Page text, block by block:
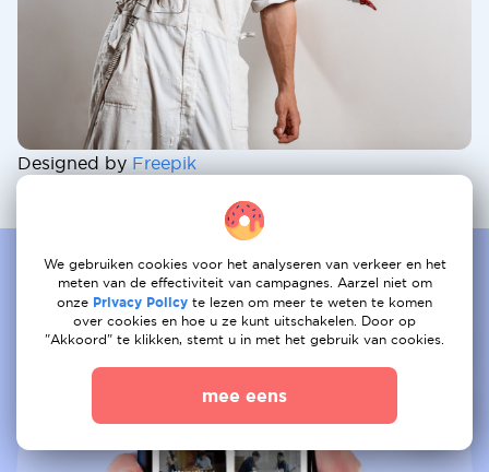
Designed by Freepik
We gebruiken cookies voor het analyseren van verkeer en het
meten van de effectiviteit van campagnes. Aarzel niet om
onze Privacy Policy te lezen om meer te weten te komen
over cookies en hoe u ze kunt uitschakelen. Door op
"Akkoord" te klikken, stemt u in met het gebruik van cookies.
mee eens